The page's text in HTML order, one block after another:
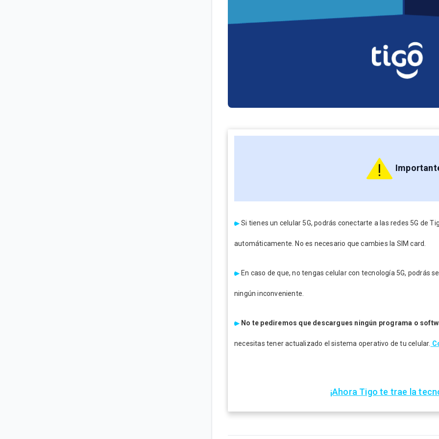
Si tienes un celular 5G, podrás conectarte a las redes 5G de
automáticamente. No es necesario que cambies la SIM card.
En caso de que, no tengas celular con tecnología 5G, podrás
ningún inconveniente.
No te pediremos que descargues ningún programa o
necesitas tener actualizado el sistema operativo de tu celular.
¡Ahora Tigo te trae la